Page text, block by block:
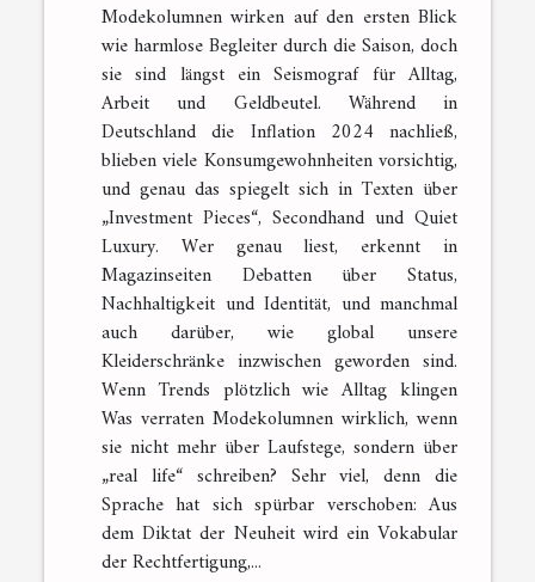
Modekolumnen wirken auf den ersten Blick
wie harmlose Begleiter durch die Saison, doch
sie sind längst ein Seismograf für Alltag,
Arbeit und Geldbeutel. Während in
Deutschland die Inflation 2024 nachließ,
blieben viele Konsumgewohnheiten vorsichtig,
und genau das spiegelt sich in Texten über
„Investment Pieces“, Secondhand und Quiet
Luxury. Wer genau liest, erkennt in
Magazinseiten Debatten über Status,
Nachhaltigkeit und Identität, und manchmal
auch darüber, wie global unsere
Kleiderschränke inzwischen geworden sind.
Wenn Trends plötzlich wie Alltag klingen
Was verraten Modekolumnen wirklich, wenn
sie nicht mehr über Laufstege, sondern über
„real life“ schreiben? Sehr viel, denn die
Sprache hat sich spürbar verschoben: Aus
dem Diktat der Neuheit wird ein Vokabular
der Rechtfertigung,...